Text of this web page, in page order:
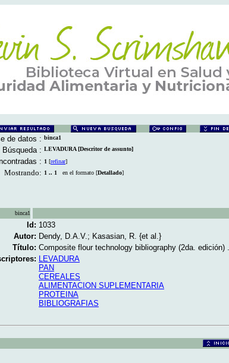
de datos : binca1
Búsqueda : LEVADURA [Descritor de assunto]
: 1 [refinar]
Mostrando: 1 .. 1 en el formato [Detallado]
binca1
Id: 1033
Autor: Dendy, D.A.V.; Kasasian, R. {et al.}
Título: Composite flour technology bibliography (2da. edición)
LEVADURA
PAN
CEREALES
ALIMENTACION SUPLEMENTARIA
PROTEINA
BIBLIOGRAFIAS